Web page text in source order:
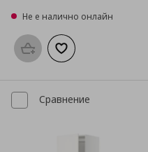
Не е налично онлайн
Προσθήκη στο καλάθι
Добави към
Сравнение